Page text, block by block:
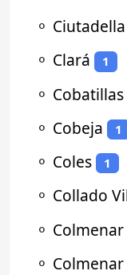
⚬
⚬ Clará 1
⚬ Cobatillas
⚬ Cobeja 1
⚬ Coles 1
⚬ Collado
⚬
⚬